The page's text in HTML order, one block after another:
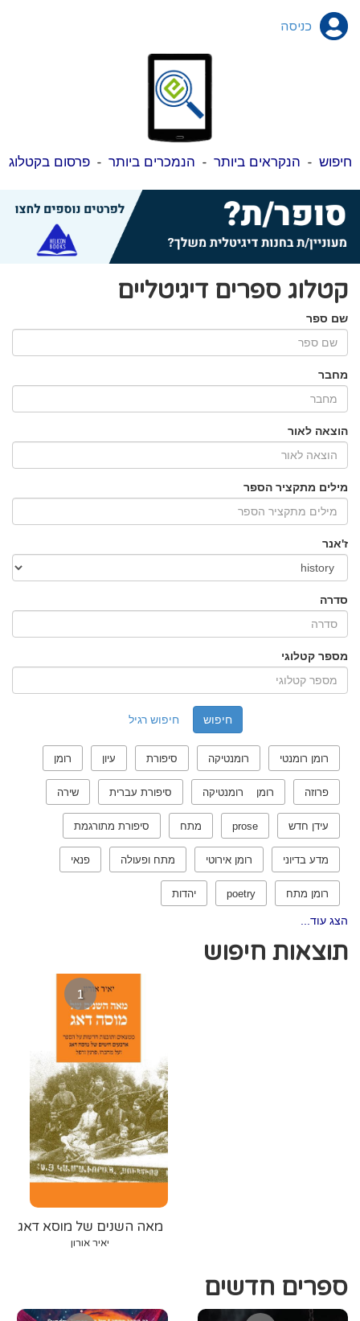
כניסה
חיפוש - הנקראים ביותר - הנמכרים ביותר -פרסום בקטלוג
קטלוג ספרים דיגיטליים
שם ספר
מחבר
הוצאה לאור
מילים מתקציר הספר
ז'אנר
סדרה
מספר קטלוגי
חיפוש רגיל
רומן רומנטי רומנטיקה סיפורת עיון רומן
פרוזה רומן רומנטיקה סיפורת עברית שירה
עידן חדש prose מתח סיפורת מתורגמת
מדע בדיוני רומן אירוטי מתח ופעולה פנאי
רומן מתח poetry יהדות
הצג עוד...
תוצאות חיפוש
1
מאה השנים של מוסא דאג
יאיר אורון
ספרים חדשים